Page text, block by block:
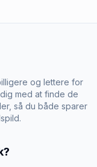
og lettere for
med at finde de
så du både sparer